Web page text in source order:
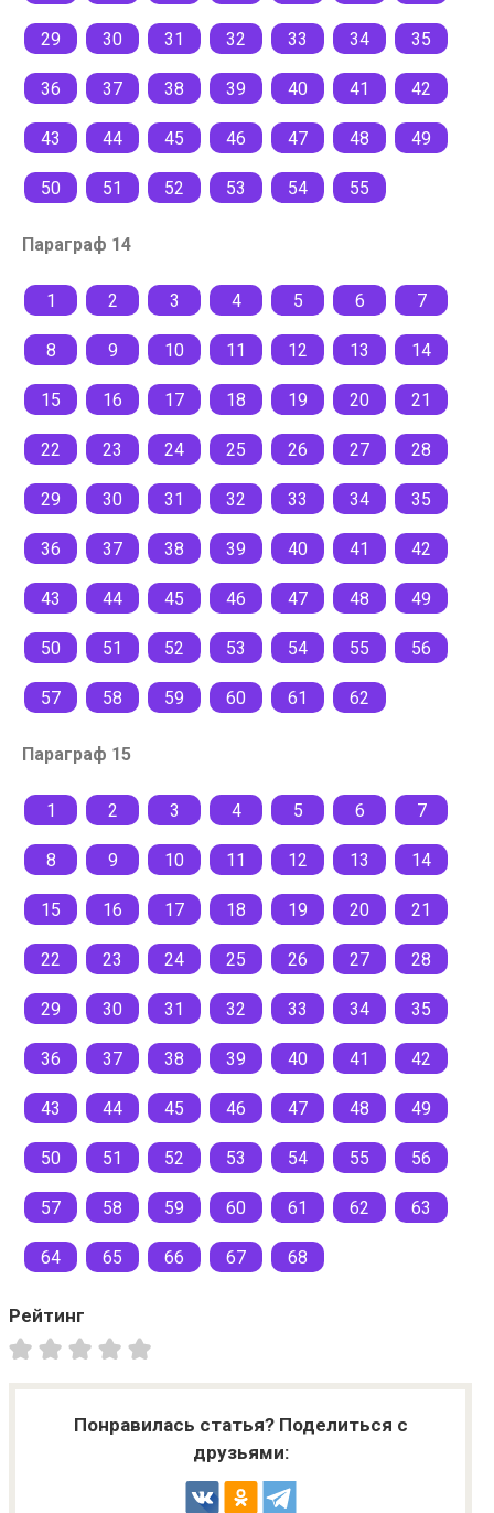
29 30 31 32 33 34 35
36 37 38 39 40 41 42
43 44 45 46 47 48 49
50 51 52 53 54 55
Параграф 14
1 2 3 4 5 6 7
8 9 10 11 12 13 14
15 16 17 18 19 20 21
22 23 24 25 26 27 28
29 30 31 32 33 34 35
36 37 38 39 40 41 42
43 44 45 46 47 48 49
50 51 52 53 54 55 56
57 58 59 60 61 62
Параграф 15
1 2 3 4 5 6 7
8 9 10 11 12 13 14
15 16 17 18 19 20 21
22 23 24 25 26 27 28
29 30 31 32 33 34 35
36 37 38 39 40 41 42
43 44 45 46 47 48 49
50 51 52 53 54 55 56
57 58 59 60 61 62 63
64 65 66 67 68
Рейтинг
Понравилась статья? Поделиться с
друзьями: